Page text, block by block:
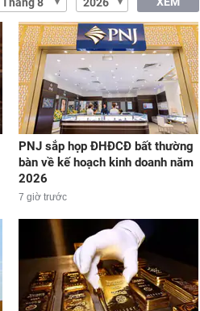
PNJ sắp họp ĐHĐCĐ bất thường
bàn về kế hoạch kinh doanh năm
2026
7 giờ trước